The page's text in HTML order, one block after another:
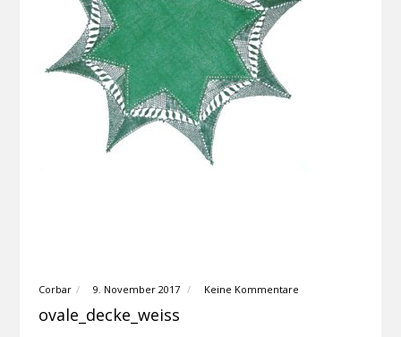
Corbar 9. November 2017 Keine Kommentare
ovale_decke_weiss